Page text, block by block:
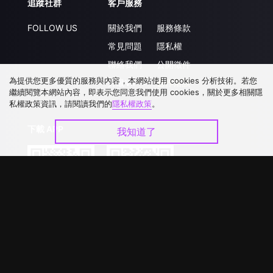
追蹤社群
FOLLOW US
客戶服務
關於我們
常見問題
聯絡我們
升級VIP
服務條款
隱私權
公開徵件
合作洽談
為提供您更多優質的服務與內容，本網站使用 cookies 分析技術。若您
繼續閱覽本網站內容，即表示您同意我們使用 cookies，關於更多相關隱
私權政策資訊，請閱讀我們的隱私權政策。
我知道了